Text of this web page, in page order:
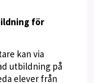
för
kan via
utbildning på
elever från